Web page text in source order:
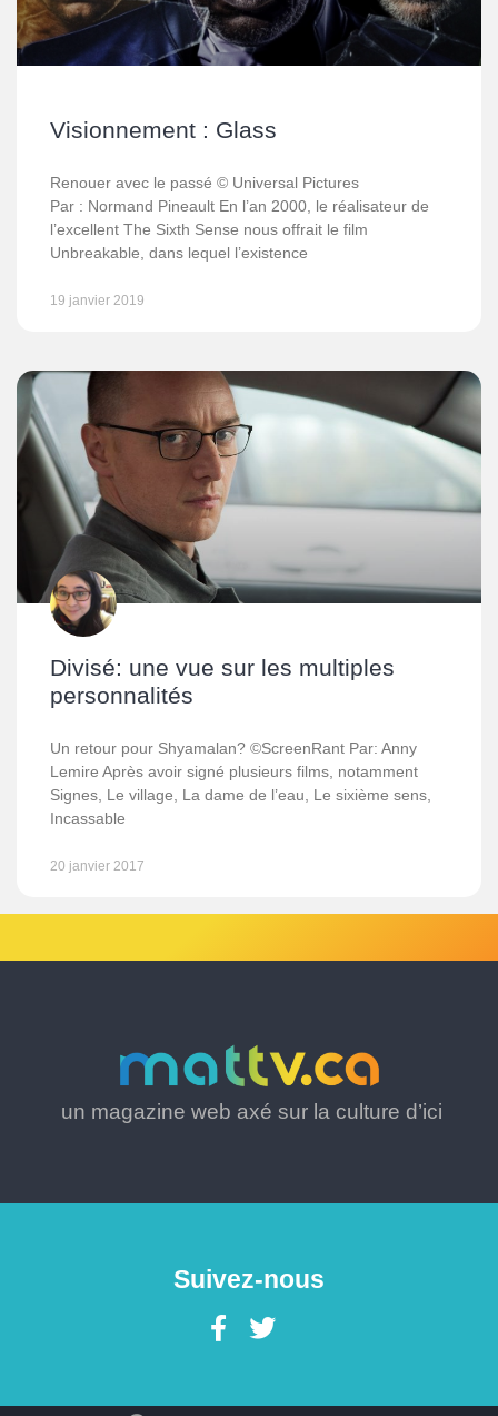
Visionnement : Glass
Renouer avec le passé © Universal Pictures
Par : Normand Pineault En l’an 2000, le réalisateur de
l’excellent The Sixth Sense nous offrait le film
Unbreakable, dans lequel l’existence
19 janvier 2019
Divisé: une vue sur les multiples
personnalités
Un retour pour Shyamalan? ©ScreenRant Par: Anny
Lemire Après avoir signé plusieurs films, notamment
Signes, Le village, La dame de l’eau, Le sixième sens,
Incassable
20 janvier 2017
un magazine web axé sur la culture d’ici
Suivez-nous